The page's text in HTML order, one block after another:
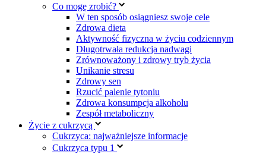
Co mogę zrobić?
W ten sposób osiągniesz swoje cele
Zdrowa dieta
Aktywność fizyczna w życiu codziennym
Długotrwała redukcja nadwagi
Zrównoważony i zdrowy tryb życia
Unikanie stresu
Zdrowy sen
Rzucić palenie tytoniu
Zdrowa konsumpcja alkoholu
Zespół metaboliczny
Życie z cukrzycą
Cukrzyca: najważniejsze informacje
Cukrzyca typu 1